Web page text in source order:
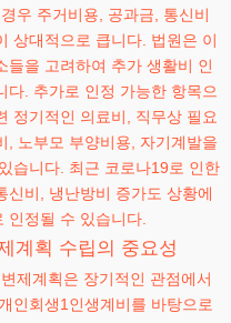
우 주거비용, 공과금, 통신비
상대적으로 큽니다. 법원은 이
들을 고려하여 추가 생활비 인
다. 추가로 인정 가능한 항목으
정기적인 의료비, 직무상 필요
, 노부모 부양비용, 자기계발을
습니다. 최근 코로나19로 인한
신비, 냉난방비 증가도 상황에
인정될 수 있습니다.
계획 수립의 중요성
제계획은 장기적인 관점에서
인회생1인생계비를 바탕으로